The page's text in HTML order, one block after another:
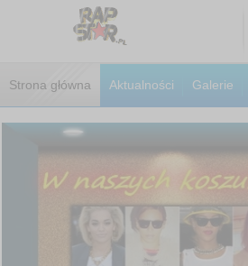
Strona główna Aktualności Galerie